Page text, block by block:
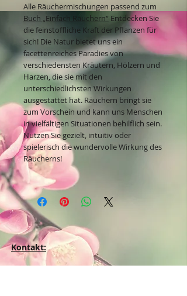
Alle Räuchermischungen passend zum
Buch „Einfach Räuchern“ Entdecken Sie
die feinstoffliche Kraft der Pflanzen für
sich! Die Natur bietet uns ein
facettenreiches Paradies von
verschiedensten Kräutern, Hölzern und
Harzen, die sie mit den
unterschiedlichsten Wirkungen
ausgestattet hat. Räuchern bringt sie
zum Vorschein und kann uns Menschen
in vielfältigen Situationen behilflich sein.
Nutzen Sie gezielt, intuitiv oder
spielerisch die wundervolle Wirkung des
Räucherns!
Kontakt: